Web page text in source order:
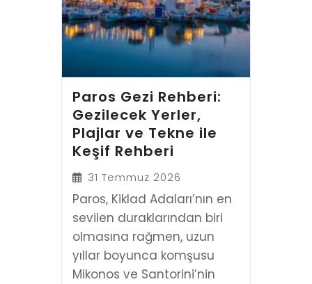
Paros Gezi Rehberi:
Gezilecek Yerler,
Plajlar ve Tekne ile
Keşif Rehberi
31 Temmuz 2026
Paros, Kiklad Adaları’nın en
sevilen duraklarından biri
olmasına rağmen, uzun
yıllar boyunca komşusu
Mikonos ve Santorini’nin